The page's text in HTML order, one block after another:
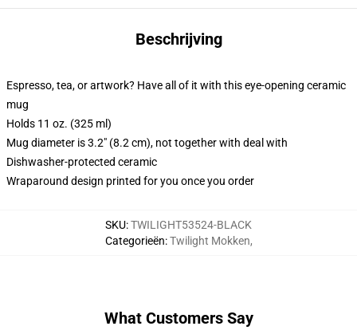
Beschrijving
Espresso, tea, or artwork? Have all of it with this eye-opening ceramic
mug
Holds 11 oz. (325 ml)
Mug diameter is 3.2" (8.2 cm), not together with deal with
Dishwasher-protected ceramic
Wraparound design printed for you once you order
SKU:TWILIGHT53524-BLACK
Categorieën:Twilight Mokken,
What Customers Say